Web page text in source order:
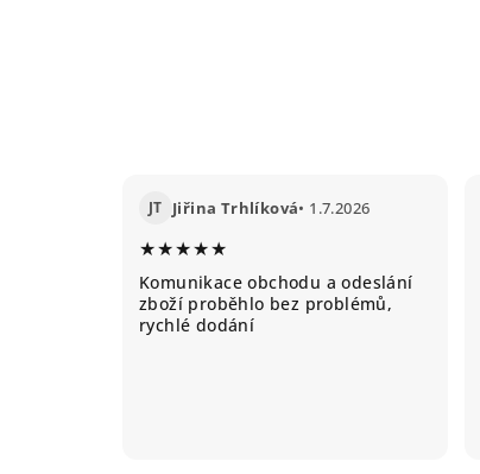
JT Jiřina Trhlíková• 1.7.2026
★★★★★
Komunikace obchodu a odeslání
zboží proběhlo bez problémů,
rychlé dodání